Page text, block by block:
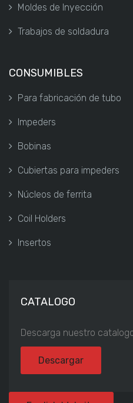
Moldes de Inyección
Trabajos de soldadura
CONSUMIBLES
Para fabricación de tubo
Impeders
Bobinas
Cubiertas para impeders
Núcleos de ferrita
Coil Holders
Insertos
CATALOGO
Descarga nuestro
Descargar